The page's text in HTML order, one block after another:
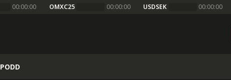
00:00:00 OMXC25 00:00:00 USDSEK 00:00:00
PODD